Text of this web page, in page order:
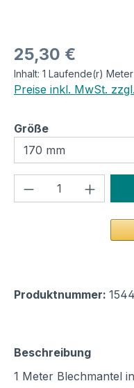
Regulärer Preis:
25,30 €
Inhalt: 1 Laufende(r) Meter
Preise inkl. MwSt.
Größeauswählen
Produkt
Produktnummer:
Beschreibung
1 Meter Blechmantel